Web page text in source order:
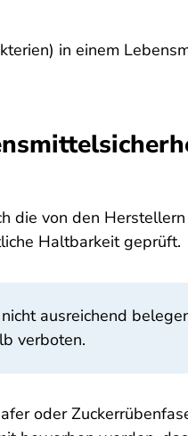
in einem
die von den Herstellern
Haltbarkeit geprüft.
ausreichend
verboten.
oder